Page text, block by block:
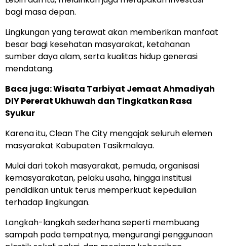
bagi masa depan.
Lingkungan yang terawat akan memberikan manfaat
besar bagi kesehatan masyarakat, ketahanan
sumber daya alam, serta kualitas hidup generasi
mendatang.
Baca juga: Wisata Tarbiyat Jemaat Ahmadiyah
DIY Pererat Ukhuwah dan Tingkatkan Rasa
Syukur
Karena itu, Clean The City mengajak seluruh elemen
masyarakat Kabupaten Tasikmalaya.
Mulai dari tokoh masyarakat, pemuda, organisasi
kemasyarakatan, pelaku usaha, hingga institusi
pendidikan untuk terus memperkuat kepedulian
terhadap lingkungan.
Langkah-langkah sederhana seperti membuang
sampah pada tempatnya, mengurangi penggunaan